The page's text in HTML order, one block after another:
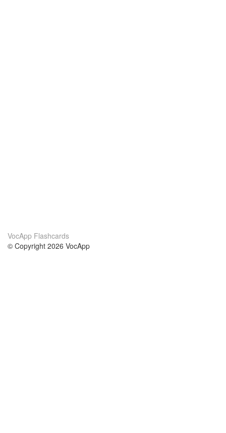
VocApp Flashcards
© Copyright 2026 VocApp